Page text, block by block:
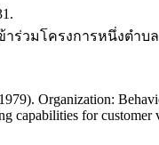
าร่วมโครงการหนึ่ง
Organization:
capabilities for